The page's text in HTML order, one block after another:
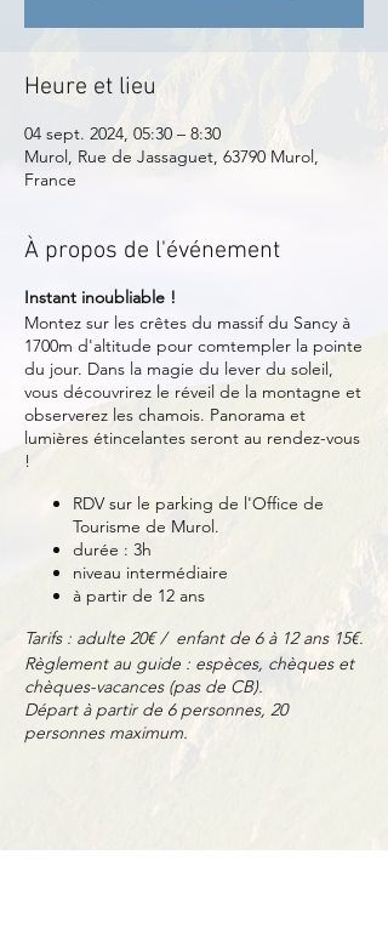
Heure et lieu
04 sept. 2024, 05:30 – 8:30
Murol, Rue de Jassaguet, 63790 Murol,
France
À propos de l'événement
Instant inoubliable !
Montez sur les crêtes du massif du Sancy à
1700m d'altitude pour comtempler la pointe
du jour. Dans la magie du lever du soleil,
vous découvrirez le réveil de la montagne et
observerez les chamois. Panorama et
lumières étincelantes seront au rendez-vous
!
RDV sur le parking de l'Office de
Tourisme de Murol.
durée : 3h
niveau intermédiaire
à partir de 12 ans
Tarifs : adulte 20€ / enfant de 6 à 12 ans 15€.
Règlement au guide : espèces, chèques et
chèques-vacances (pas de CB).
Départ à partir de 6 personnes, 20
personnes maximum.